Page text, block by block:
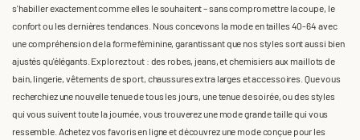
s'habiller exactement comme elles le souhaitent – sans compromettre la coupe, le
confort ou les dernières tendances. Nous concevons la mode en tailles 40-64 avec
une compréhension de la forme féminine, garantissant que nos styles sont aussi bien
ajustés qu'élégants. Explorez tout : des robes, jeans, et chemisiers aux maillots de
bain, lingerie, vêtements de sport, chaussures extra larges et accessoires. Que vous
recherchiez une nouvelle tenue de tous les jours, une tenue de soirée, ou des styles
qui vous suivent toute la journée, vous trouverez une mode grande taille qui vous
ressemble. Achetez vos favoris en ligne et découvrez une mode conçue pour les